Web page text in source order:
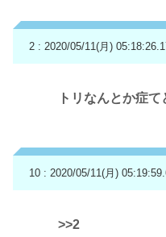
2 : 2020/05/11(月)
トリなんとか症
10 : 2020/05/11(月)
>>2